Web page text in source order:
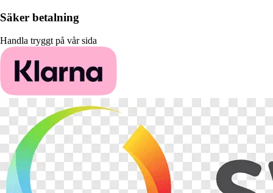
Säker betalning
Handla tryggt på vår sida